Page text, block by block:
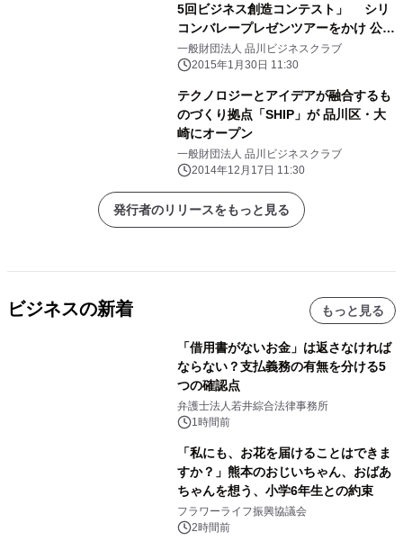
5回ビジネス創造コンテスト」 シリ
コンバレープレゼンツアーをかけ 公開
最終プレゼン審査を2月5日(木)に開催
一般財団法人 品川ビジネスクラブ
2015年1月30日 11:30
テクノロジーとアイデアが融合するも
のづくり拠点「SHIP」が 品川区・大
崎にオープン
一般財団法人 品川ビジネスクラブ
2014年12月17日 11:30
発行者のリリースをもっと見る
ビジネスの新着 もっと見る
「借用書がないお金」は返さなければ
ならない？支払義務の有無を分ける5
つの確認点
弁護士法人若井綜合法律事務所
1時間前
「私にも、お花を届けることはできま
すか？」熊本のおじいちゃん、おばあ
ちゃんを想う、小学6年生との約束
フラワーライフ振興協議会
2時間前